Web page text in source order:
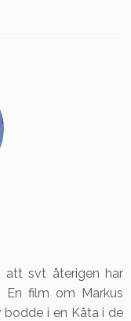
att svt återigen har
En film om Markus
i en Kåta i de